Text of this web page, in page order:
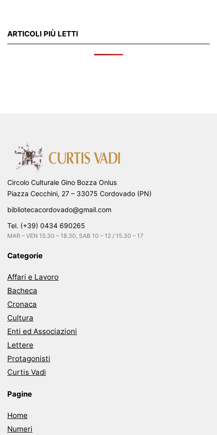
ARTICOLI PIÙ LETTI
Circolo Culturale Gino Bozza Onlus
Piazza Cecchini, 27 – 33075 Cordovado (PN)
bibliotecacordovado@gmail.com
Tel. (+39) 0434 690265
MAR – VEN 15.30 – 18.30, SAB 10 – 12 / 15.30 – 17
Categorie
Affari e Lavoro
Bacheca
Cronaca
Cultura
Enti ed Associazioni
Lettere
Protagonisti
Curtis Vadi
Pagine
Home
Numeri